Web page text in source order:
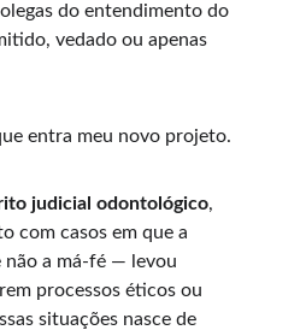
do entendimento do
vedado ou apenas
entra meu novo projeto.
judicial odontológico,
com casos em que a
a má-fé — levou
processos éticos ou
situações nasce de